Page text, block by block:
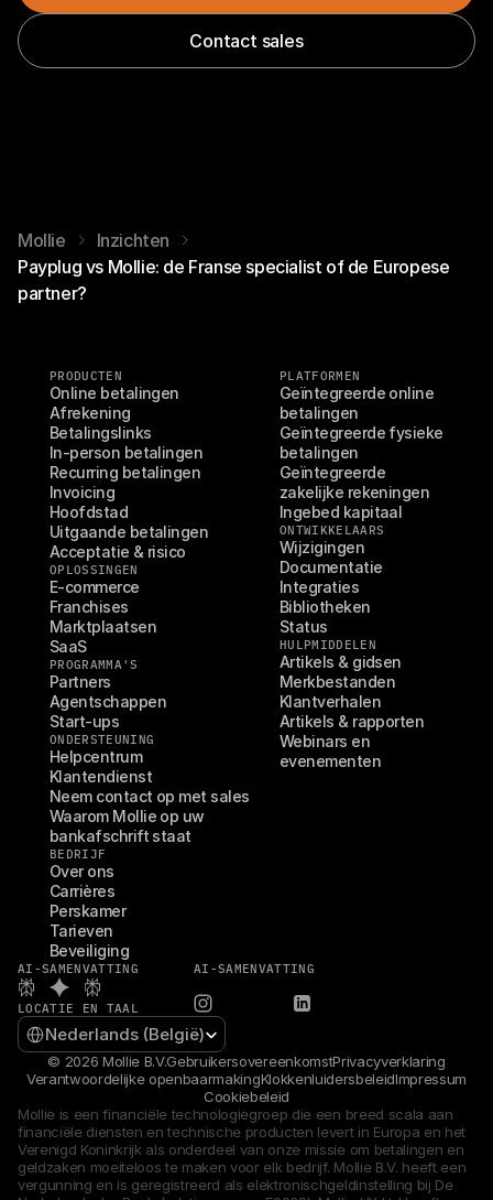
Contact sales
Mollie
Inzichten
Payplug vs Mollie: de Franse specialist of de Europese
partner?
PRODUCTEN
Online betalingen
Afrekening
Betalingslinks
In-person betalingen
Recurring betalingen
Invoicing
Hoofdstad
Uitgaande betalingen
Acceptatie & risico
OPLOSSINGEN
E-commerce
Franchises
Marktplaatsen
SaaS
PROGRAMMA'S
Partners
Agentschappen
Start-ups
ONDERSTEUNING
Helpcentrum
Klantendienst
Neem contact op met sales
Waarom Mollie op uw
bankafschrift staat
BEDRIJF
Over ons
Carrières
Perskamer
Tarieven
Beveiliging
PLATFORMEN
Geïntegreerde online
betalingen
Geïntegreerde fysieke
betalingen
Geïntegreerde
zakelijke rekeningen
Ingebed kapitaal
ONTWIKKELAARS
Wijzigingen
Documentatie
Integraties
Bibliotheken
Status
HULPMIDDELEN
Artikels & gidsen
Merkbestanden
Klantverhalen
Artikels & rapporten
Webinars en
evenementen
AI-SAMENVATTING AI-SAMENVATTING
LOCATIE EN TAAL
Select Language
Nederlands (België)
© 2026 Mollie B.V.GebruikersovereenkomstPrivacyverklaring
Verantwoordelijke openbaarmakingKlokkenluidersbeleidImpressum
Cookiebeleid
Mollie is een financiële technologiegroep die een breed scala aan
financiële diensten en technische producten levert in Europa en het
Verenigd Koninkrijk als onderdeel van onze missie om betalingen en
geldzaken moeiteloos te maken voor elk bedrijf. Mollie B.V. heeft een
vergunning en is geregistreerd als elektronischgeldinstelling bij De